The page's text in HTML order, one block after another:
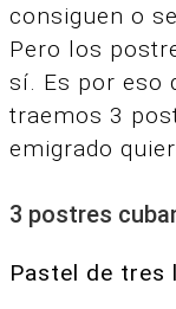
consiguen o
Pero los
sí. Es por eso
traemos 3
emigrado
3 postres
Pastel de tres